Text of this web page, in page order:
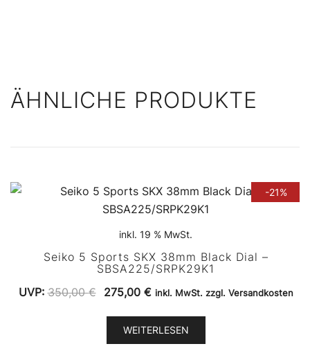
ÄHNLICHE PRODUKTE
-21%
inkl. 19 % MwSt.
Seiko 5 Sports SKX 38mm Black Dial –
SBSA225/SRPK29K1
UVP: 350,00€
Ursprünglicher
war:
350,00 €
275,00 €Aktueller
ist:
275,00 €.
inkl. MwSt. zzgl. Versandkosten
WEITERLESEN